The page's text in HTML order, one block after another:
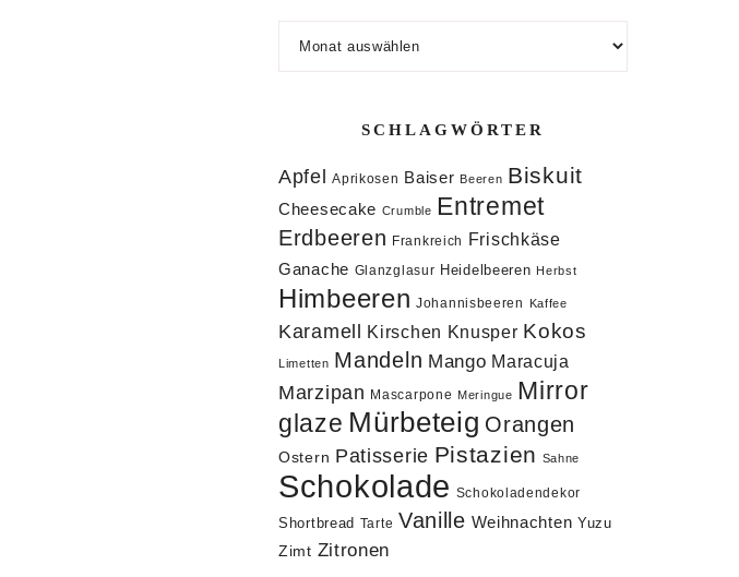
SCHLAGWÖRTER
Apfel Aprikosen Baiser Beeren Biskuit
Cheesecake Crumble Entremet
Erdbeeren Frankreich Frischkäse
Ganache Glanzglasur Heidelbeeren Herbst
Himbeeren Johannisbeeren Kaffee
Karamell Kirschen Knusper Kokos
Limetten Mandeln Mango Maracuja
Marzipan Mascarpone Meringue Mirror
glaze Mürbeteig Orangen
Ostern Patisserie Pistazien Sahne
Schokolade Schokoladendekor
Shortbread Tarte Vanille Weihnachten Yuzu
Zimt Zitronen